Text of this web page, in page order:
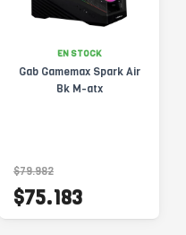
EN STOCK
Gab Gamemax Spark Air
Bk M-atx
$79.982
$75.183